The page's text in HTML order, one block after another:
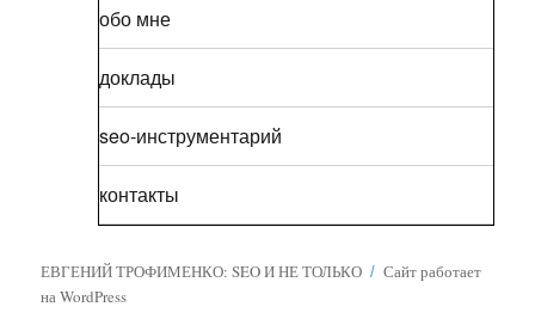
обо мне
доклады
seo-инструментарий
контакты
ЕВГЕНИЙ ТРОФИМЕНКО: SEO И НЕ ТОЛЬКО
Сайт работает
на WordPress